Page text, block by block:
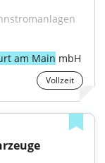
am Main mbH
Vollzeit